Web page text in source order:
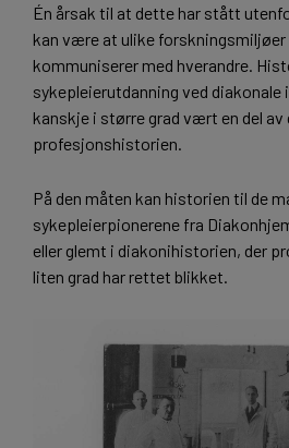
Én årsak til at dette har stått
kan være at ulike forskningsmiljøer
kommuniserer med hverandre.
sykepleierutdanning ved
kanskje i større grad vært en del
profesjonshistorien.
På den måten kan historien til de
sykepleierpionerene fra
eller glemt i diakonihistorien, der
liten grad har rettet blikket.